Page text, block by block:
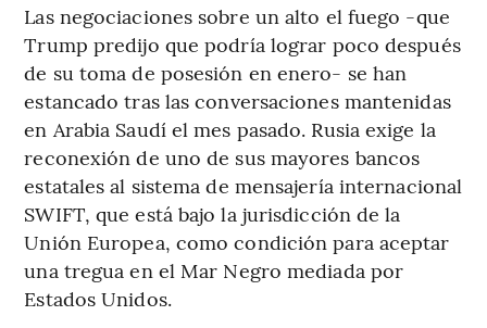
Las negociaciones sobre un alto el fuego -que
Trump predijo que podría lograr poco después
de su toma de posesión en enero- se han
estancado tras las conversaciones mantenidas
en Arabia Saudí el mes pasado. Rusia exige la
reconexión de uno de sus mayores bancos
estatales al sistema de mensajería internacional
SWIFT, que está bajo la jurisdicción de la
Unión Europea, como condición para aceptar
una tregua en el Mar Negro mediada por
Estados Unidos.